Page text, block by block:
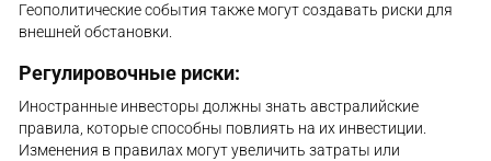
Геополитические события также могут создавать риски для
внешней обстановки.
Регулировочные риски:
Иностранные инвесторы должны знать австралийские
правила, которые способны повлиять на их инвестиции.
Изменения в правилах могут увеличить затраты или